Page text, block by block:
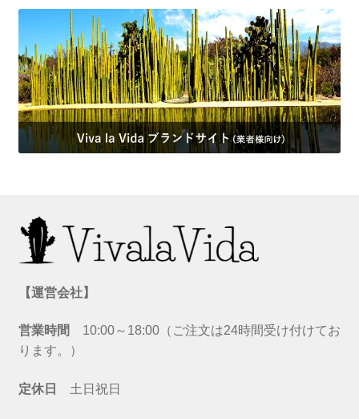
【運営会社】
営業時間 10:00～18:00（ご注文は24時間受け付けてお
ります。）
定休日 土日祝日